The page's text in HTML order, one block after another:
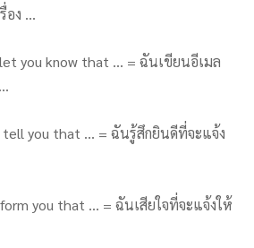
อง …
you know that … = ฉันเขียนอีเมล
you that … = ฉันรู้สึกยินดีที่จะแจ้ง
you that … = ฉันเสียใจที่จะแจ้งให้